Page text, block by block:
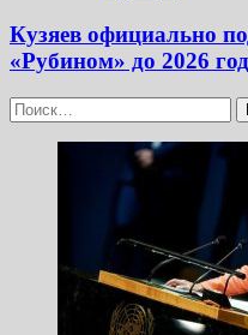
Кузяев официально
«Рубином» до 2026
Найти: